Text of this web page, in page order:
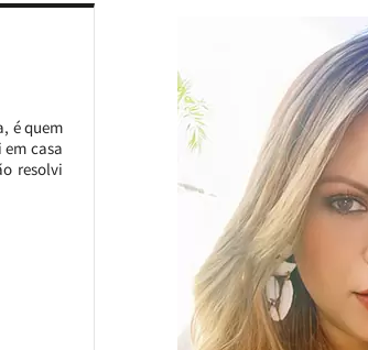
é quem
casa
resolvi